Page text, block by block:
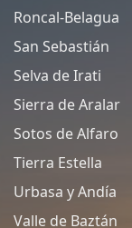
Roncal-Belagua
San Sebastián
Selva de Irati
Sierra de Aralar
Sotos de Alfaro
Tierra Estella
Urbasa y Andía
Valle de Baztán